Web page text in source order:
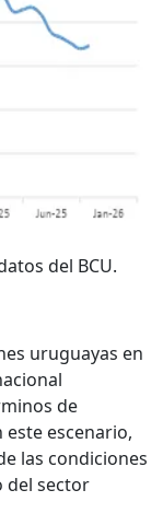
del BCU.
uruguayas en
de
escenario,
las condiciones
del sector